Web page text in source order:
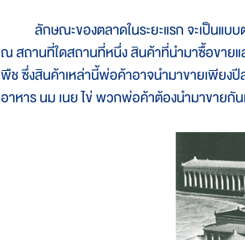
ลักษณะของตลาดในระยะแรก จะเป็นแบบ
ณ สถานที่ใดสถานที่หนึ่ง สินค้าที่นำมาซื้อขาย
พืช ซึ่งสินค้าเหล่านี้พ่อค้าอาจนำมาขายเพียงปี
อาหาร นม เนย ไข่ พวกพ่อค้าต้องนำมาขายกั